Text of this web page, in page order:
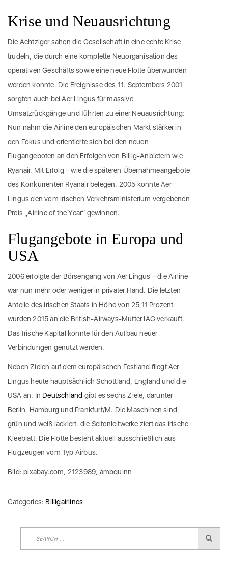
Krise und Neuausrichtung
Die Achtziger sahen die Gesellschaft in eine echte Krise
trudeln, die durch eine komplette Neuorganisation des
operativen Geschäfts sowie eine neue Flotte überwunden
werden konnte. Die Ereignisse des 11. Septembers 2001
sorgten auch bei Aer Lingus für massive
Umsatzrückgänge und führten zu einer Neuausrichtung:
Nun nahm die Airline den europäischen Markt stärker in
den Fokus und orientierte sich bei den neuen
Flugangeboten an den Erfolgen von Billig-Anbietern wie
Ryanair. Mit Erfolg – wie die späteren Übernahmeangebote
des Konkurrenten Ryanair belegen. 2005 konnte Aer
Lingus den vom irischen Verkehrsministerium vergebenen
Preis „Airline of the Year“ gewinnen.
Flugangebote in Europa und
USA
2006 erfolgte der Börsengang von Aer Lingus – die Airline
war nun mehr oder weniger in privater Hand. Die letzten
Anteile des irischen Staats in Höhe von 25,11 Prozent
wurden 2015 an die British-Airways-Mutter IAG verkauft.
Das frische Kapital konnte für den Aufbau neuer
Verbindungen genutzt werden.
Neben Zielen auf dem europäischen Festland fliegt Aer
Lingus heute hauptsächlich Schottland, England und die
USA an. In Deutschland gibt es sechs Ziele, darunter
Berlin, Hamburg und Frankfurt/M. Die Maschinen sind
grün und weiß lackiert, die Seitenleitwerke ziert das irische
Kleeblatt. Die Flotte besteht aktuell ausschließlich aus
Flugzeugen vom Typ Airbus.
Bild: pixabay.com, 2123989, ambquinn
Categories: Billigairlines